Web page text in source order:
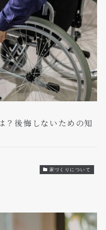
？後悔しないための知
家づくりについて